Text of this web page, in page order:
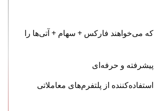
می‌خواهند فارکس + سهام + آتی‌ها را
و حرفه‌ای
از پلتفرم‌های معاملاتی